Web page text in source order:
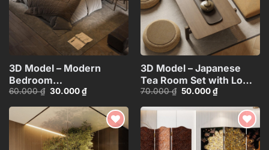
3D Model – Modern
Bedroom
Interior_ID117134728 VR
60.000₫ Giá
là:
60.000 ₫.
30.000₫Giá
hiện
tại
là:
30.000 ₫.
3D Model – Japanese
Tea Room Set with Low
Table and
Cushions_ID115497927
CR
70.000₫ Giá
là:
70.000 ₫.
50.000₫Giá
hiện
tại
50.000 ₫.
Add to
wishlist